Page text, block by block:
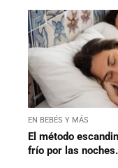
EN BEBÉS Y MÁS
El método
frío por las